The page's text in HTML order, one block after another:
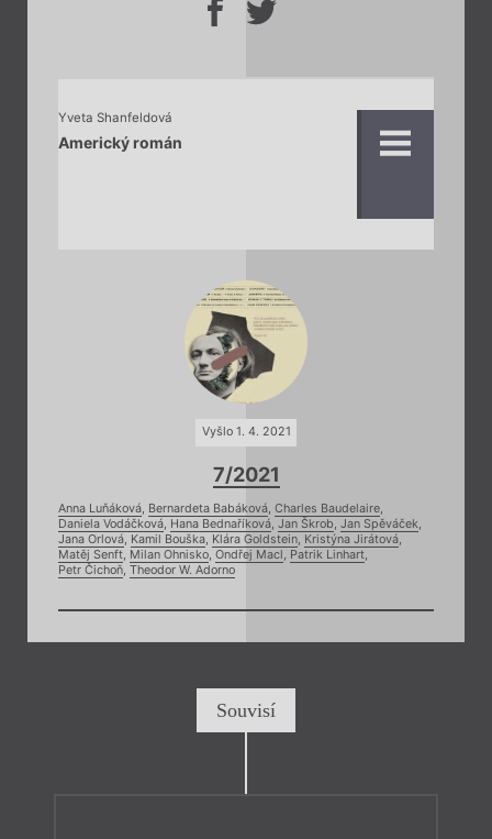
Yveta Shanfeldová
Americký román
Vyšlo 1. 4. 2021
7/2021
Anna Luňáková, Bernardeta Babáková, Charles Baudelaire,
Daniela Vodáčková, Hana Bednaříková, Jan Škrob, Jan Spěváček,
Jana Orlová, Kamil Bouška, Klára Goldstein, Kristýna Jirátová,
Matěj Senft, Milan Ohnisko, Ondřej Macl, Patrik Linhart,
Petr Čichoň, Theodor W. Adorno
Souvisí